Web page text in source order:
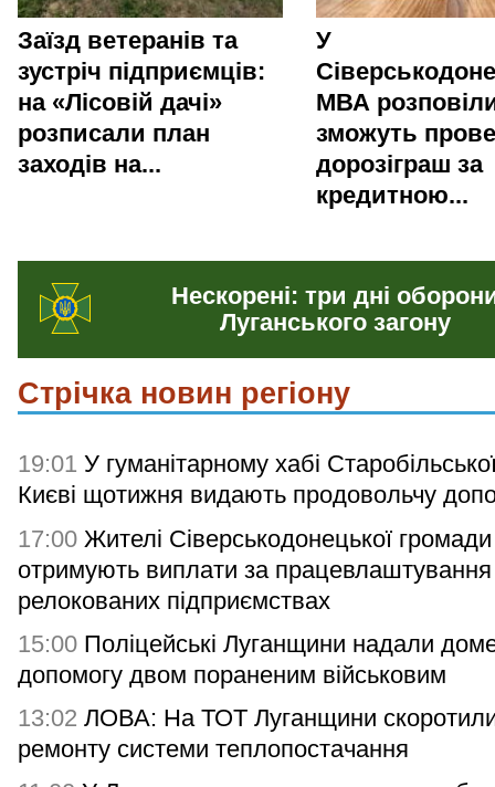
Заїзд ветеранів та
зустріч підприємців:
на «Лісовій дачі»
розписали план
заходів на...
У
МВА
зможуть
дорозіграш за
кредитною...
Нескорені: три дні
Луганського загону
Стрічка новин регіону
19:01 У гуманітарному хабі
Києві щотижня видають продовольчу
17:00 Жителі Сіверськодонецької
отримують виплати за
релокованих підприємствах
15:00 Поліцейські Луганщини надали
допомогу двом пораненим військовим
13:02 ЛОВА: На ТОТ Луганщини
ремонту системи теплопостачання